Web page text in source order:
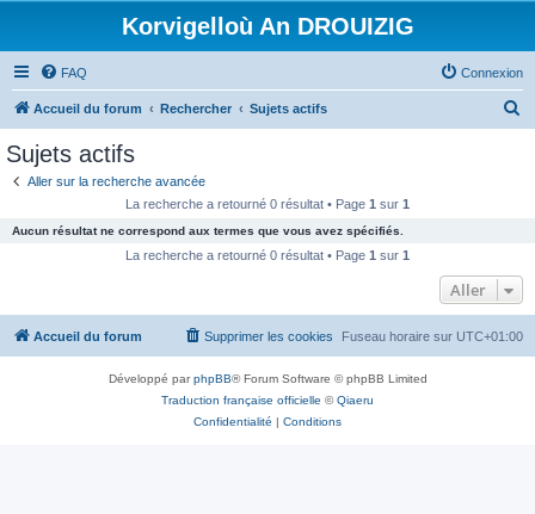
Korvigelloù An DROUIZIG
FAQ Connexion
Accueil du forum Rechercher Sujets actifs
c
e
Sujets actifs
Aller sur la recherche avancée
La recherche a retourné 0 résultat • Page 1 sur 1
Aucun résultat ne correspond aux termes que vous avez spécifiés.
La recherche a retourné 0 résultat • Page 1 sur 1
Aller
Accueil du forum Fuseau horaire sur UTC+01:00
Supprimer les cookies
Développé parphpBB® Forum Software © phpBB Limited
Traduction française officielle ©Qiaeru
Confidentialité | Conditions